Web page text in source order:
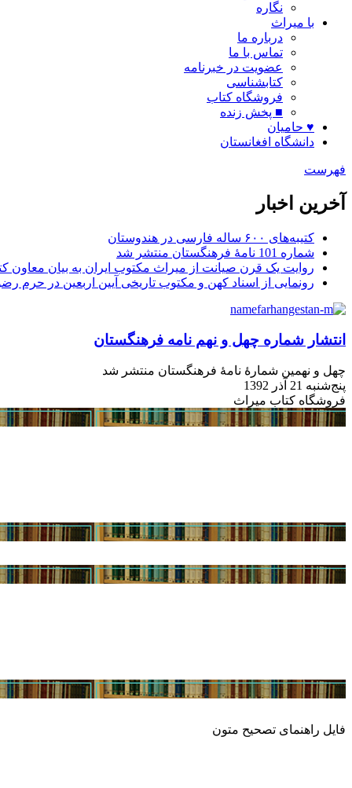
نگاره
با میراث
درباره ما
تماس با ما
عضویت در خبرنامه
کتابشناسی
فروشگاه کتاب
■ پخش زنده
♥ حامیان
دانشگاه افغانستان
فهرست
آخرین اخبار
کتیبه‌های ۶۰۰ ساله فارسی در هندوستان
شماره 101 نامۀ فرهنگستان منتشر شد
روایت یک قرن صیانت از میراث مکتوب ایران به بیان معاون
رونمایی از اسناد کهن و مکتوب تاریخی آیین اربعین در حرم
انتشار شماره چهل و نهم نامه فرهنگستان
چهل‌ و نهمین شمارۀ نامۀ فرهنگستان منتشر شد
پنج‌شنبه 21 آذر 1392
فروشگاه کتاب میراث
فایل راهنمای تصحیح متون